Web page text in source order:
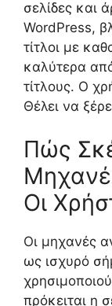
σελίδες και
WordPress,
τίτλοι με
καλύτερα
τίτλους. Ο
Θέλει να
Πώς
Οι
Οι μηχανές
ως ισχυρό
πρόκειται η